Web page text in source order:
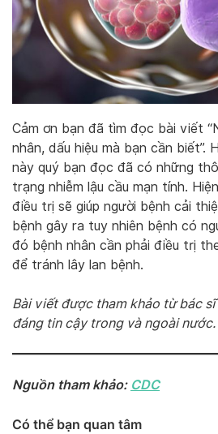
Cảm ơn bạn đã tìm đọc bài viết
nhân, dấu hiệu mà bạn cần biết”.
này quý bạn đọc đã có những
trạng nhiễm lậu cầu mạn tính.
điều trị sẽ giúp người bệnh cải
bệnh gây ra tuy nhiên bệnh có
đó bệnh nhân cần phải điều trị
để tránh lây lan bệnh.
Bài viết được tham khảo từ bác
đáng tin cậy trong và ngoài nước.
Nguồn tham khảo: CDC
Có thể bạn quan tâm